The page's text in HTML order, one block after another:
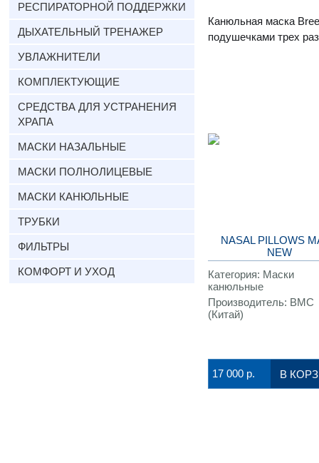
РЕСПИРАТОРНОЙ ПОДДЕРЖКИ
ДЫХАТЕЛЬНЫЙ ТРЕНАЖЕР
УВЛАЖНИТЕЛИ
КОМПЛЕКТУЮЩИЕ
СРЕДСТВА ДЛЯ УСТРАНЕНИЯ
ХРАПА
МАСКИ НАЗАЛЬНЫЕ
МАСКИ ПОЛНОЛИЦЕВЫЕ
МАСКИ КАНЮЛЬНЫЕ
ТРУБКИ
ФИЛЬТРЫ
КОМФОРТ И УХОД
Канюльная маска
подушечками трех
NASAL PILLOWS
NEW
Категория: Маски
канюльные
Производитель: BMC
(Китай)
17 000 р.